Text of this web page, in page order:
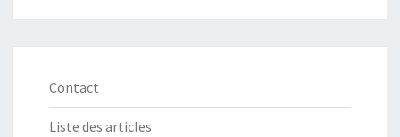
Contact
Liste des articles